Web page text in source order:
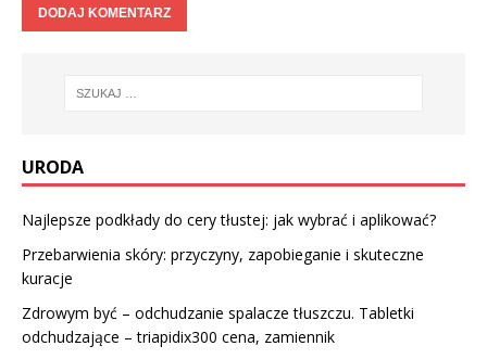
URODA
Najlepsze podkłady do cery tłustej: jak wybrać i aplikować?
Przebarwienia skóry: przyczyny, zapobieganie i skuteczne
kuracje
Zdrowym być – odchudzanie spalacze tłuszczu. Tabletki
odchudzające – triapidix300 cena, zamiennik